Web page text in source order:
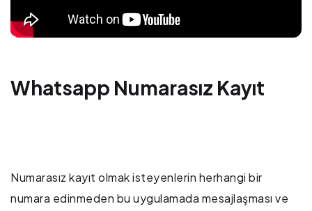
Whatsapp Numarasız Kayıt
Numarasız kayıt olmak isteyenlerin herhangi bir
numara edinmeden bu uygulamada mesajlaşması ve